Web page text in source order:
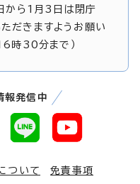
から1月3日は閉庁
だきますようお願い
時30分まで）
報発信中
ついて 免責事項